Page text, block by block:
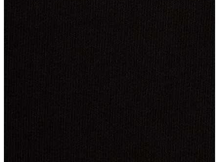
Trenchcoat
Öne Çıkanlar
İndirimdekiler
Bluz